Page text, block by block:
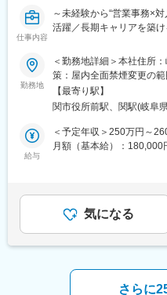
・事務職 2名（＋パート
・社員（40代1名、50代2
◎年休125日・土日祝休み
できます♪
◎フレックスタイム制（
自分の予定に合わせた柔軟
相談可能で、ライフステ
す
険商品知識や営業スキル
社後3か月目以降に1年間
担当者や先輩社員のサポ
イングを通じて、お客様
安心して成長できる環境で
仕事内容
～未経験から“営業事務×
活躍／長期キャリアを築
地域密着型の保険代理店
事務」をお任せします。
単なる事務作業にとどま
いのある事務職”』です。
■業務内容：
営業メンバーのサポート
□データ管理・事務処理業
□お問い合わせ対応（電話）
→事務×接客のバランスが
勤務地
＜勤務地詳細＞本社住所
策：屋内全面禁煙変更の
【最寄り駅】
関市役所前駅、関駅(岐阜
給与
＜予定年収＞250万円～
月額（基本給）：
万円（月給33万円／賞与
年：約19万円／入社7年
あくまでも目安の金額で
ります。月給(月額)は固定
気になる
さらに